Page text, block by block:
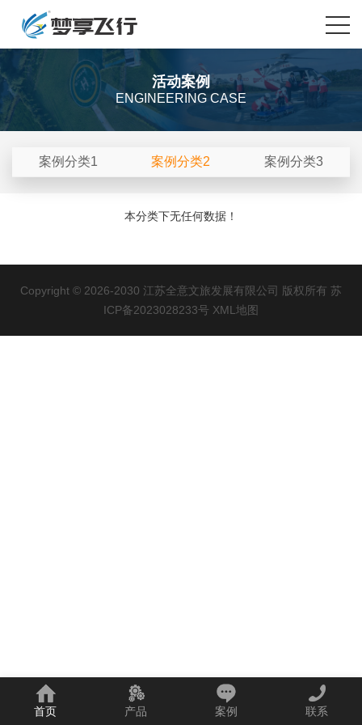
活动案例
ENGINEERING CASE
案例分类1 案例分类2 案例分类3
本分类下无任何数据！
Copyright © 2026-2030 江苏全意文旅发展有限公司 版权所有 苏
ICP备2023028233号 XML地图
首页 产品 案例 联系